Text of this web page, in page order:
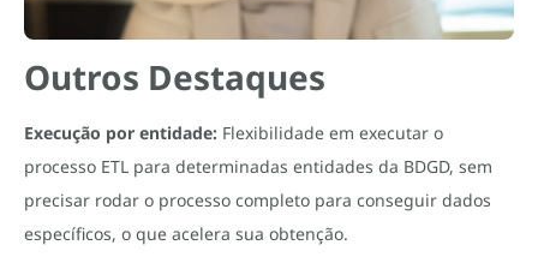
Outros Destaques
Execução por entidade: Flexibilidade em executar o
processo ETL para determinadas entidades da BDGD, sem
precisar rodar o processo completo para conseguir dados
específicos, o que acelera sua obtenção.